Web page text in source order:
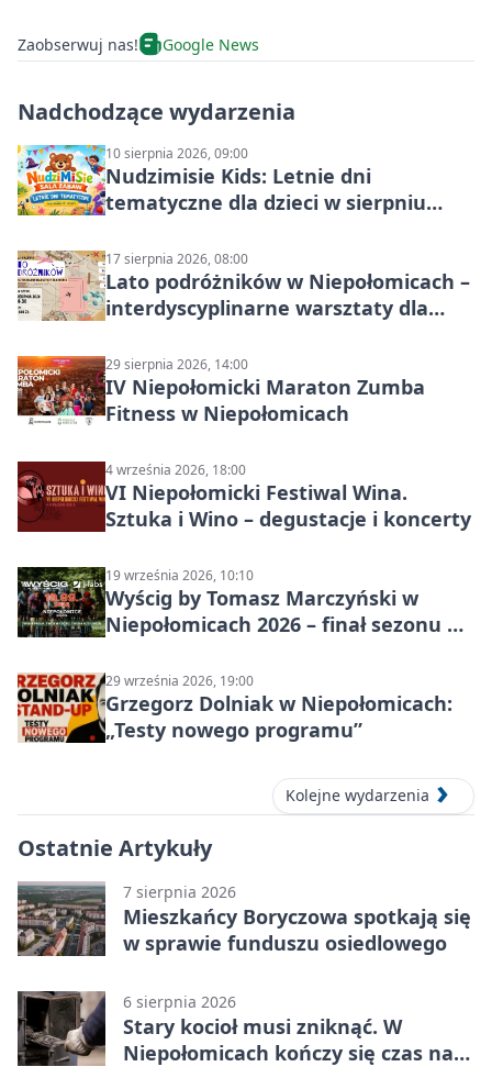
Zaobserwuj nas! Google News
Nadchodzące wydarzenia
10 sierpnia 2026, 09:00
Nudzimisie Kids: Letnie dni
tematyczne dla dzieci w sierpniu
17 sierpnia 2026, 08:00
Lato podróżników w Niepołomicach –
interdyscyplinarne warsztaty dla
29 sierpnia 2026, 14:00
IV Niepołomicki Maraton Zumba
Fitness w Niepołomicach
4 września 2026, 18:00
VI Niepołomicki Festiwal Wina.
Sztuka i Wino – degustacje i koncerty
19 września 2026, 10:10
Wyścig by Tomasz Marczyński w
Niepołomicach 2026 – finał sezonu na
29 września 2026, 19:00
Grzegorz Dolniak w Niepołomicach:
„Testy nowego programu”
Kolejne wydarzenia
Ostatnie Artykuły
7 sierpnia 2026
Mieszkańcy Boryczowa spotkają się
w sprawie funduszu osiedlowego
6 sierpnia 2026
Stary kocioł musi zniknąć. W
Niepołomicach kończy się czas na